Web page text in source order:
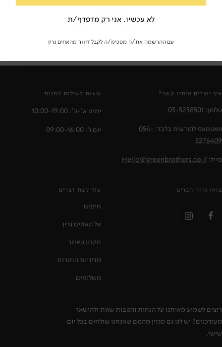
איך יוצרים איתנו קשר?
טלפון: 03-5238501
וואטסאפ להודעות בלבד: 054-
5276409
מייל: Hello@greenbrothers.co.il
שעות פעילות החנות
ימים א'-ה': 10:00-19:00
יום ו': 09:00-16:00
בואו נהיה חברים עוד קצת דברים
חיפוש
על האחים גרין
תקנון האתר
מדיניות החזרות
משלוחים
רוצים לשמוע מאיתנו על הנחות והטבות שוות ולהישאר
מעודכנים? יש לנו גם מגזין מהמם שאנחנו שולחים בכל יום
שישי.
לא עכשיו, אני רק מדפדף/ת
עם ההרשמה את/ה מסכימ/ה לקבל דיוור מהאחים גרין